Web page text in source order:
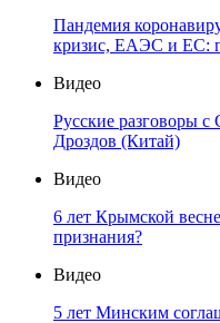
Пандемия
кризис, ЕАЭС и ЕС:
Видео
Русские разговоры
Дроздов (Китай)
Видео
6 лет Крымской
признания?
Видео
5 лет Минским